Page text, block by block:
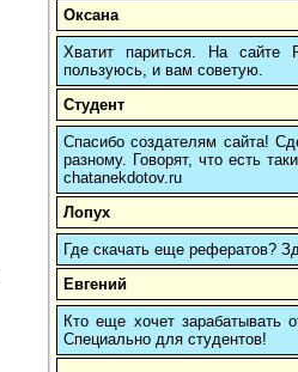
Оксана
Хватит париться. На
пользуюсь, и вам советую.
Студент
Спасибо создателям сайта!
разному. Говорят, что есть
chatanekdotov.ru
Лопух
Где скачать еще рефератов?
Евгений
Кто еще хочет зарабатывать
Cпециально для студентов!